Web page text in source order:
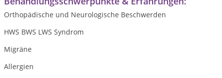
Orthopädische und Neurologische Beschwerden
HWS BWS LWS Syndrom
Migräne
Allergien